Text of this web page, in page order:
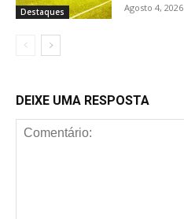
Destaques Agosto 4, 2026
DEIXE UMA RESPOSTA